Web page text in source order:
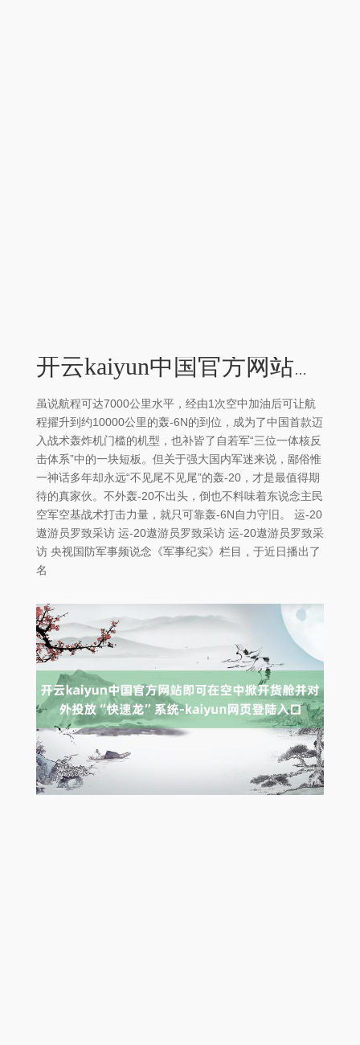
开云kaiyun中国官方网站即可在空中掀开货舱并对外投放“快速龙”系统-kaiyun网页登陆入口
虽说航程可达7000公里水平，经由1次空中加油后可让航
程擢升到约10000公里的轰-6N的到位，成为了中国首款迈
入战术轰炸机门槛的机型，也补皆了自若军“三位一体核反
击体系”中的一块短板。但关于强大国内军迷来说，鄙俗惟
一神话多年却永远“不见尾不见尾”的轰-20，才是最值得期
待的真家伙。不外轰-20不出头，倒也不料味着东说念主民
空军空基战术打击力量，就只可靠轰-6N自力守旧。 运-20
遨游员罗致采访 运-20遨游员罗致采访 运-20遨游员罗致采
访 央视国防军事频说念《军事纪实》栏目，于近日播出了
名